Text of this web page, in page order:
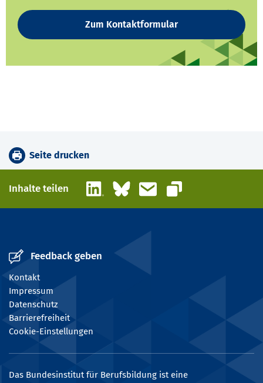
Zum Kontaktformular
Seite drucken
Inhalte teilen LinkedInBlueskyE-Mail
Link kopieren
Feedback geben
Kontakt
Impressum
Datenschutz
Barrierefreiheit
Cookie-Einstellungen
Das Bundesinstitut für Berufsbildung ist eine